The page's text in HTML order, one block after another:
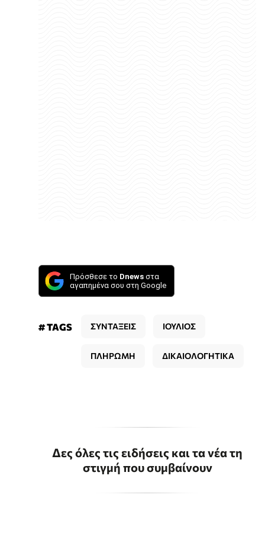
Πρόσθεσε το Dnews στα
αγαπημένα σου στη Google
# TAGS ΣΥΝΤΑΞΕΙΣ ΙΟΥΛΙΟΣ
ΠΛΗΡΩΜΗ ΔΙΚΑΙΟΛΟΓΗΤΙΚΑ
Δες όλες τις ειδήσεις και τα νέα τη
στιγμή που συμβαίνουν